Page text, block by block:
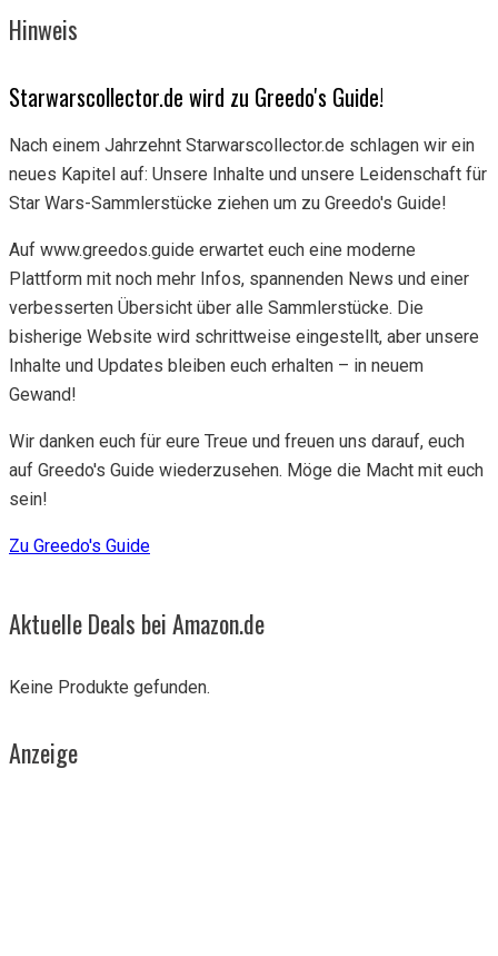
Hinweis
Starwarscollector.de wird zu Greedo's Guide!
Nach einem Jahrzehnt Starwarscollector.de schlagen wir ein
neues Kapitel auf: Unsere Inhalte und unsere Leidenschaft für
Star Wars-Sammlerstücke ziehen um zu Greedo's Guide!
Auf www.greedos.guide erwartet euch eine moderne
Plattform mit noch mehr Infos, spannenden News und einer
verbesserten Übersicht über alle Sammlerstücke. Die
bisherige Website wird schrittweise eingestellt, aber unsere
Inhalte und Updates bleiben euch erhalten – in neuem
Gewand!
Wir danken euch für eure Treue und freuen uns darauf, euch
auf Greedo's Guide wiederzusehen. Möge die Macht mit euch
sein!
Zu Greedo's Guide
Aktuelle Deals bei Amazon.de
Keine Produkte gefunden.
Anzeige